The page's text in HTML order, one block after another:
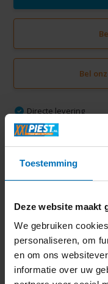
Toestemming
Deze website maakt
We gebruiken
personaliseren, om
en om ons
informatie over uw
Bel
Directe levering
Gratis verzending
Volledige
Ruim 2000 m2
Productomschrijving
Specificaties
Delen